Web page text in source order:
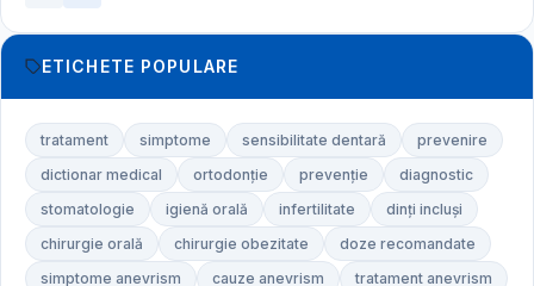
ETICHETE POPULARE
tratament simptome sensibilitate dentară
prevenire
dictionar medical
ortodonție prevenție
diagnostic
stomatologie
igienă orală infertilitate
dinți incluși
chirurgie orală
chirurgie obezitate
doze recomandate
simptome anevrism
cauze anevrism
tratament anevrism